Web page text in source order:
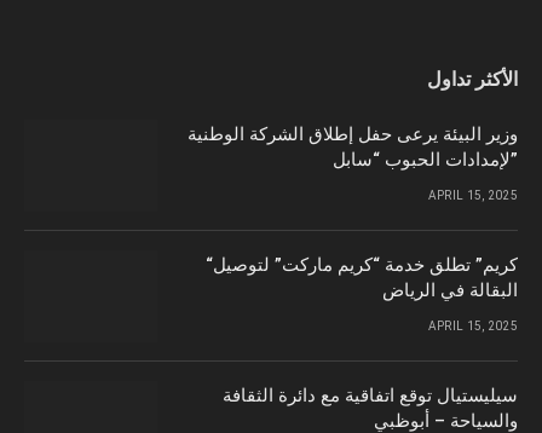
الأكثر تداول
وزير البيئة يرعى حفل إطلاق الشركة الوطنية
لإمدادات الحبوب “سابل”
APRIL 15, 2025
“كريم” تطلق خدمة “كريم ماركت” لتوصيل
البقالة في الرياض
APRIL 15, 2025
سيليستيال توقع اتفاقية مع دائرة الثقافة
والسياحة – أبوظبي